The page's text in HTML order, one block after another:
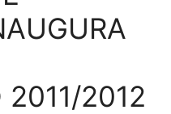
2011/2012